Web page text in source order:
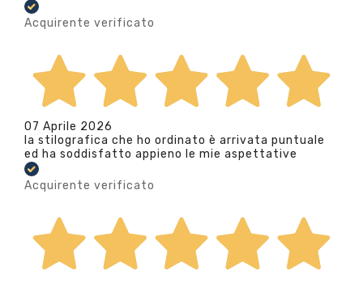
Acquirente verificato
07 Aprile 2026
la stilografica che ho ordinato è arrivata puntuale
ed ha soddisfatto appieno le mie aspettative
Acquirente verificato